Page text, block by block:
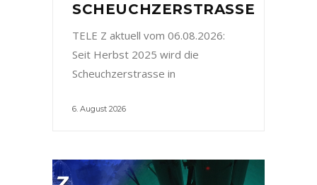
SCHEUCHZERSTRASSE
TELE Z aktuell vom 06.08.2026:
Seit Herbst 2025 wird die
Scheuchzerstrasse in
6. August 2026